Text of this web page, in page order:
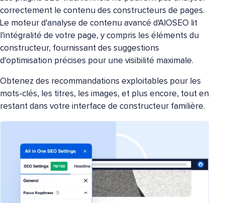
correctement le contenu des constructeurs de pages.
Le moteur d'analyse de contenu avancé d'AIOSEO lit
l'intégralité de votre page, y compris les éléments du
constructeur, fournissant des suggestions
d'optimisation précises pour une visibilité maximale.
Obtenez des recommandations exploitables pour les
mots-clés, les titres, les images, et plus encore, tout en
restant dans votre interface de constructeur familière.